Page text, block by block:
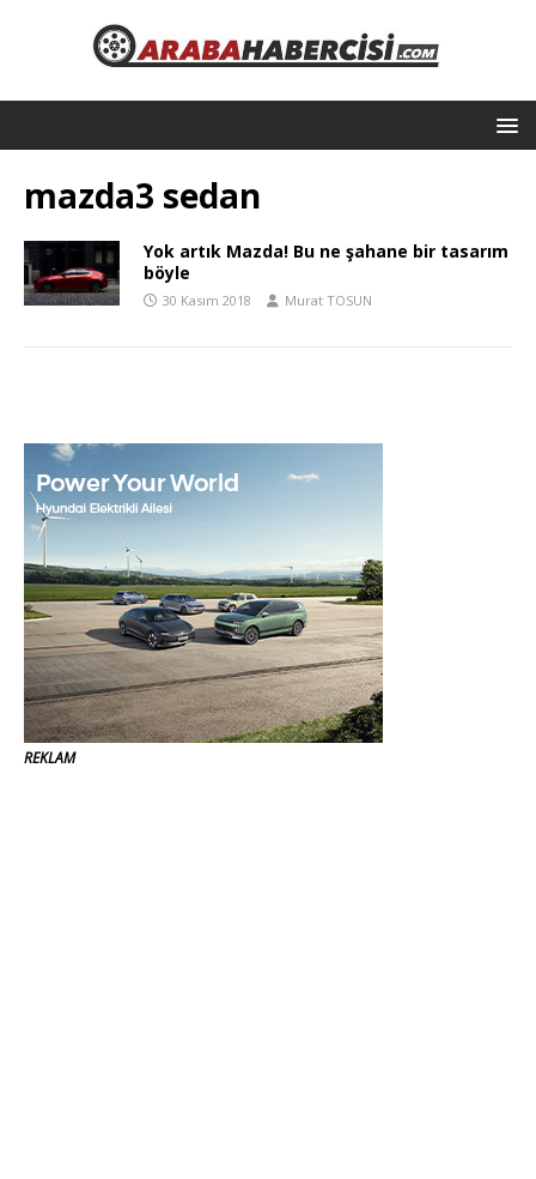
mazda3 sedan
Yok artık Mazda! Bu ne şahane bir tasarım
böyle
30 Kasım 2018 Murat TOSUN
REKLAM